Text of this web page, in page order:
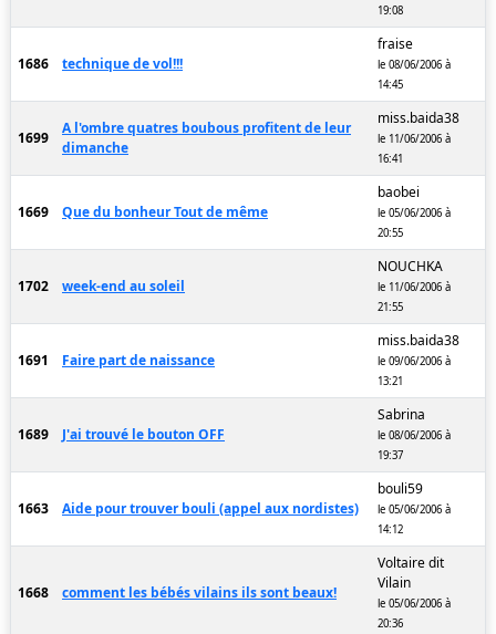
19:08
1686 technique de vol!!!
fraise
le 08/06/2006 à
14:45
1699
A l'ombre quatres boubous profitent de leur
dimanche
miss.baida38
le 11/06/2006 à
16:41
1669 Que du bonheur Tout de même
baobei
le 05/06/2006 à
20:55
1702 week-end au soleil
NOUCHKA
le 11/06/2006 à
21:55
1691 Faire part de naissance
miss.baida38
le 09/06/2006 à
13:21
1689 J'ai trouvé le bouton OFF
Sabrina
le 08/06/2006 à
19:37
1663 Aide pour trouver bouli (appel aux nordistes)
bouli59
le 05/06/2006 à
14:12
1668 comment les bébés vilains ils sont beaux!
Voltaire dit
Vilain
le 05/06/2006 à
20:36